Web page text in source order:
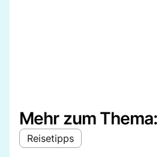
Mehr zum Thema:
Reisetipps